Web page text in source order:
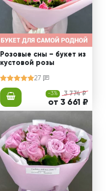
Розовые сны – букет из
кустовой розы
27
-3% 3 774 ₽
от 3 661 ₽